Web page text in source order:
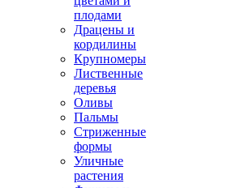
плодами
Драцены и
кордилины
Крупномеры
Лиственные
деревья
Оливы
Пальмы
Стриженные
формы
Уличные
растения